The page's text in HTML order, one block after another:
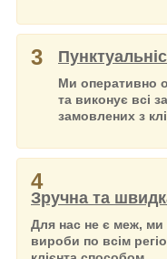
3
Ми оперативно
та виконує всі
замовлених з
4
Зручна та
Для нас не є меж, ми
вироби по всім